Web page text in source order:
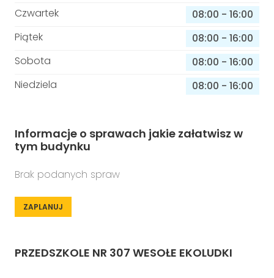
Czwartek
08:00 - 16:00
Piątek
08:00 - 16:00
Sobota
08:00 - 16:00
Niedziela
08:00 - 16:00
Informacje o sprawach jakie załatwisz w
tym budynku
Brak podanych spraw
ZAPLANUJ
PRZEDSZKOLE NR 307 WESOŁE EKOLUDKI